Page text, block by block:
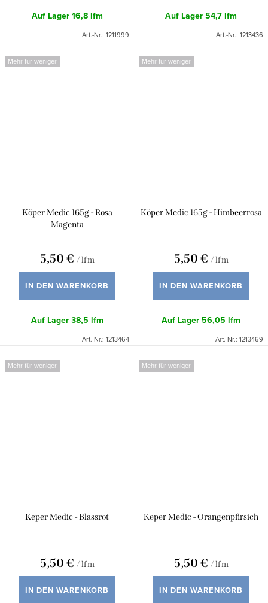
Auf Lager16,8 lfm
Art.-Nr.: 1211999
Auf Lager54,7 lfm
Art.-Nr.: 1213436
Mehr für weniger
Köper Medic 165g - Rosa
Magenta
5,50 € / lfm
IN DEN WARENKORB
Auf Lager38,5 lfm
Art.-Nr.: 1213464
Mehr für weniger
Köper Medic 165g - Himbeerrosa
5,50 € / lfm
IN DEN WARENKORB
Auf Lager56,05 lfm
Art.-Nr.: 1213469
Mehr für weniger
Keper Medic - Blassrot
5,50 € / lfm
IN DEN WARENKORB
Mehr für weniger
Keper Medic - Orangenpfirsich
5,50 € / lfm
IN DEN WARENKORB